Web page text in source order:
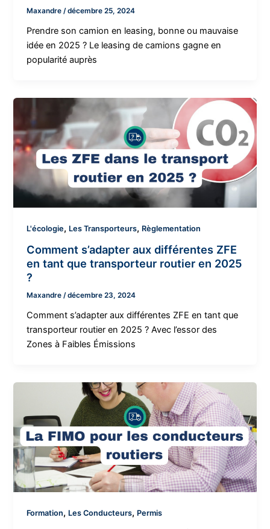
Maxandre/décembre 25, 2024
Prendre son camion en leasing, bonne ou mauvaise
idée en 2025 ? Le leasing de camions gagne en
popularité auprès
L'écologie, Les Transporteurs, Règlementation
Comment s’adapter aux différentes ZFE
en tant que transporteur routier en 2025
?
Maxandre/décembre 23, 2024
Comment s’adapter aux différentes ZFE en tant que
transporteur routier en 2025 ? Avec l’essor des
Zones à Faibles Émissions
Formation, Les Conducteurs, Permis